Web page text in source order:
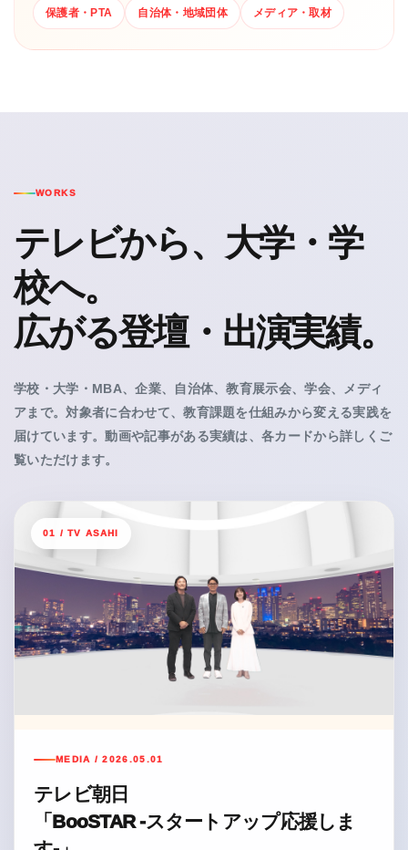
保護者・PTA 自治体・地域団体 メディア・取材
WORKS
テレビから、大学・学
校へ。
広がる登壇・出演実績。
学校・大学・MBA、企業、自治体、教育展示会、学会、メディ
アまで。対象者に合わせて、教育課題を仕組みから変える実践を
届けています。動画や記事がある実績は、各カードから詳しくご
覧いただけます。
01 / TV ASAHI
MEDIA / 2026.05.01
テレビ朝日
「BooSTAR -スタートアップ応援しま